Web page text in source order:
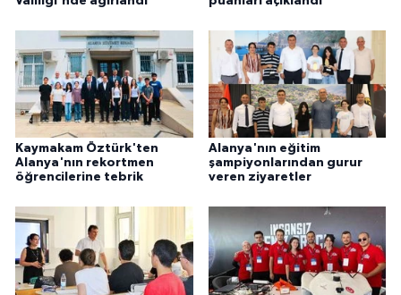
Kaymakam Öztürk'ten
Alanya'nın rekortmen
öğrencilerine tebrik
Alanya'nın eğitim
şampiyonlarından gurur
veren ziyaretler